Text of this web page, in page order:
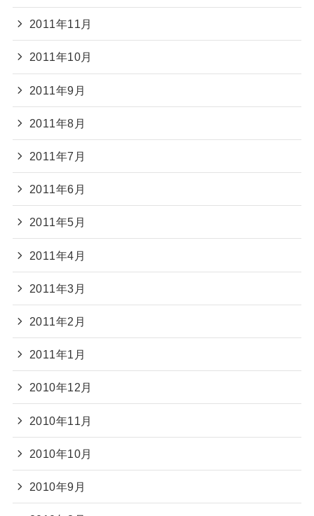
2011年11月
2011年10月
2011年9月
2011年8月
2011年7月
2011年6月
2011年5月
2011年4月
2011年3月
2011年2月
2011年1月
2010年12月
2010年11月
2010年10月
2010年9月